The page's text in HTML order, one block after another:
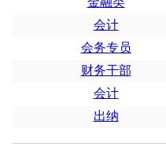
会计
会务专员
财务干部
会计
出纳